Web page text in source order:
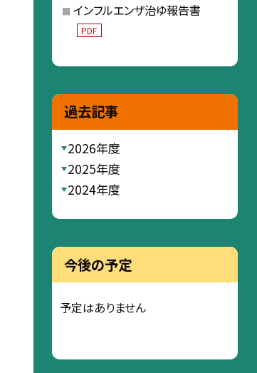
インフルエンザ治ゆ報告書
PDF
過去記事
2026年度
2025年度
2024年度
今後の予定
予定はありません